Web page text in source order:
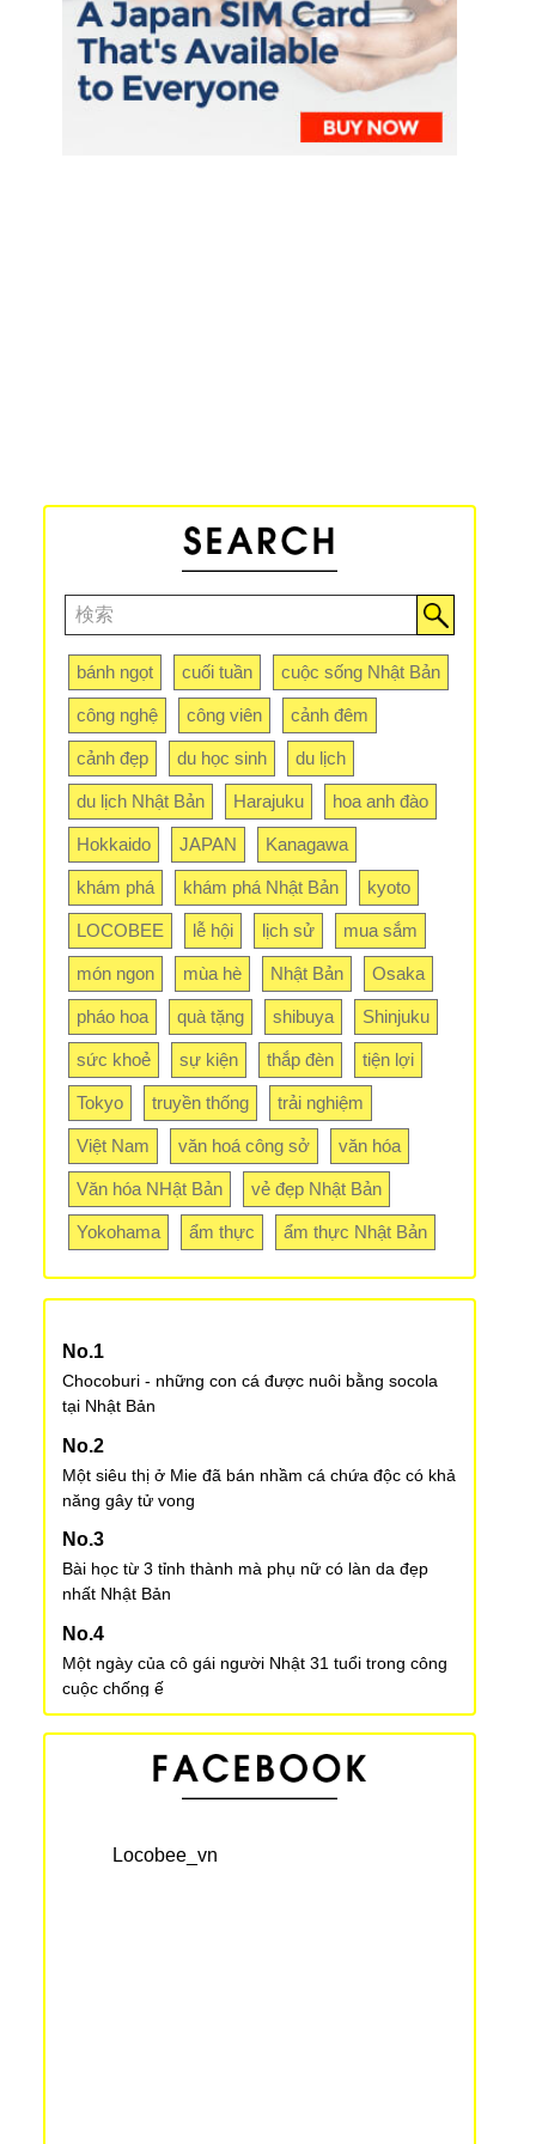
bánh ngọt cuối tuần cuộc sống Nhật Bản
công nghệ công viên cảnh đêm
cảnh đẹp du học sinh du lịch
du lịch Nhật Bản Harajuku hoa anh đào
Hokkaido JAPAN Kanagawa
khám phá khám phá Nhật Bản kyoto
LOCOBEE lễ hội lịch sử mua sắm
món ngon mùa hè Nhật Bản Osaka
pháo hoa quà tặng shibuya Shinjuku
sức khoẻ sự kiện thắp đèn tiện lợi
Tokyo truyền thống trải nghiệm
Việt Nam văn hoá công sở văn hóa
Văn hóa NHật Bản vẻ đẹp Nhật Bản
Yokohama ẩm thực ẩm thực Nhật Bản
Chocoburi - những con cá được nuôi bằng socola
tại Nhật Bản
Một siêu thị ở Mie đã bán nhầm cá chứa độc có khả
năng gây tử vong
Bài học từ 3 tỉnh thành mà phụ nữ có làn da đẹp
nhất Nhật Bản
Một ngày của cô gái người Nhật 31 tuổi trong công
cuộc chống ế
Một ngày của nhân viên văn phòng ở Nhật Bản
Locobee_vn